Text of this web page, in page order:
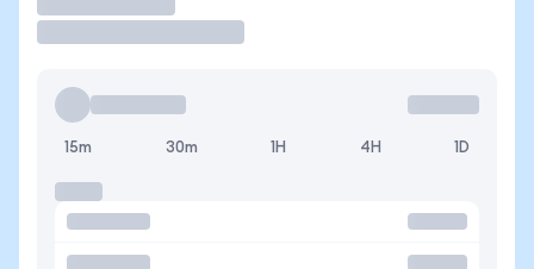
15m 30m 1H 4H 1D